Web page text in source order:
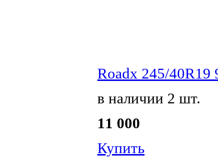
Roadx 245/
в наличии 2 шт.
11 000
Купить